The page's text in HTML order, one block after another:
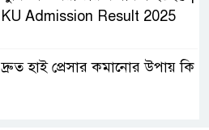
KU Admission Result 2025
দ্রুত হাই প্রেসার কমানোর উপায় কি